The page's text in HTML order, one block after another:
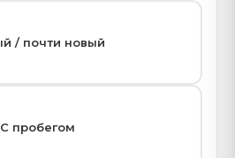
/ почти новый
С пробегом